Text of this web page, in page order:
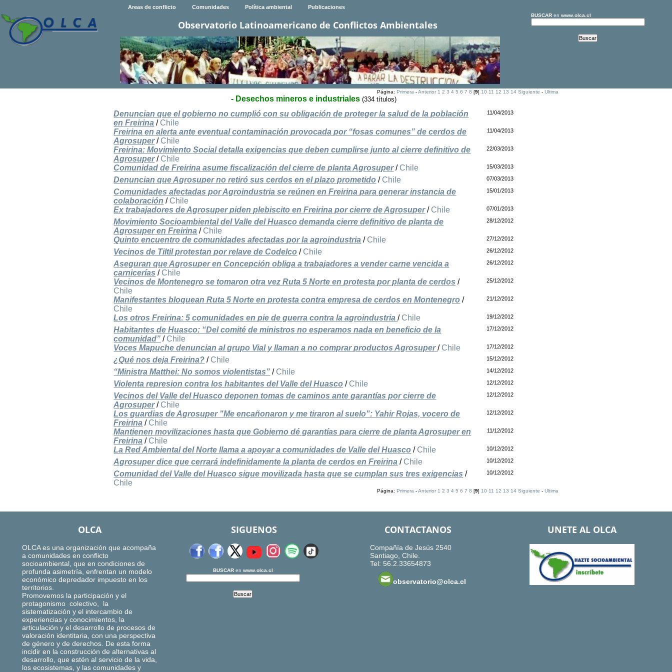
Areas de conflicto Comunidades Política ambiental Publicaciones
Observatorio Latinoamericano de Conflictos Ambientales
BUSCARen www.olca.cl
Página: Primera-Anterior 1 2 3 4 5 6 7 8 [9] 10 11 12 13 14 Siguiente - Ultima
- Desechos mineros e industriales (334 títulos)
Denuncian que el gobierno no cumplió con su obligación de proteger la salud de la población
en Freirina / Chile
11/04/2013
Freirina en alerta ante eventual contaminación provocada por “fosas comunes” de cerdos de
Agrosuper/ Chile
11/04/2013
Freirina: Movimiento Social detalla exigencias que deben cumplirse junto al cierre definitivo de
Agrosuper/ Chile
22/03/2013
Comunidad de Freirina asume fiscalización del cierre de planta Agrosuper/ Chile 15/03/2013
Denuncian que Agrosuper no retiró sus cerdos en el plazo prometido / Chile 07/03/2013
Comunidades afectadas por Agroindustria se reúnen en Freirina para generar instancia de
colaboración / Chile
15/01/2013
Ex trabajadores de Agrosuper piden plebiscito en Freirina por cierre de Agrosuper/ Chile 07/01/2013
Movimiento Socioambiental del Valle del Huasco demanda cierre definitivo de planta de
Agrosuper en Freirina / Chile
28/12/2012
Quinto encuentro de comunidades afectadas por la agroindustria / Chile 27/12/2012
Vecinos de Tiltil protestan por relave de Codelco / Chile 26/12/2012
Aseguran que Agrosuper en Concepción obliga a trabajadores a vender carne vencida a
carnicerías / Chile
26/12/2012
Vecinos de Montenegro se tomaron otra vez Ruta 5 Norte en protesta por planta de cerdos /
Chile
25/12/2012
Manifestantes bloquean Ruta 5 Norte en protesta contra empresa de cerdos en Montenegro /
Chile
21/12/2012
Los otros Freirina: 5 comunidades en pie de guerra contra la agroindustria/ Chile 19/12/2012
Habitantes de Huasco: “Del comité de ministros no esperamos nada en beneficio de la
comunidad” / Chile
17/12/2012
Voces Mapuche denuncian al grupo Vial y llaman a no comprar productos Agrosuper/ Chile 17/12/2012
¿Qué nos deja Freirina? / Chile 15/12/2012
“Ministra Matthei: No somos violentistas” / Chile 14/12/2012
Violenta represion contra los habitantes del Valle del Huasco / Chile 12/12/2012
Vecinos del Valle del Huasco deponen tomas de caminos ante garantías por cierre de
Agrosuper/ Chile
12/12/2012
Los guardias de Agrosuper "Me encañonaron y me tiraron al suelo": Yahir Rojas, vocero de
Freirina / Chile
12/12/2012
Mantienen movilizaciones hasta que Gobierno dé garantías para cierre de planta Agrosuper en
Freirina / Chile
11/12/2012
La Red Ambiental del Norte llama a apoyar a comunidades de Valle del Huasco / Chile 10/12/2012
Agrosuper dice que cerrará indefinidamente la planta de cerdos en Freirina / Chile 10/12/2012
Comunidad del Valle del Huasco sigue movilizada hasta que se cumplan sus tres exigencias /
Chile
10/12/2012
Página: Primera-Anterior 1 2 3 4 5 6 7 8 [9] 10 11 12 13 14 Siguiente - Ultima
OLCA
OLCA es una organización que acompaña
a comunidades en conflicto
socioambiental, que en condiciones de
profunda asimetría, enfrentan un modelo
económico depredador impuesto en los
territorios.
Promovemos la participación y el
protagonismo colectivo, la
sistematización y el intercambio de
experiencias y conocimientos, la
articulación y el desarrollo de procesos de
valoración identitaria, con una perspectiva
de género y de derechos. De esta forma
incidir en la construcción de alternativas al
desarrollo, que estén al servicio de la vida,
los ecosistemas, y las comunidades y
SIGUENOS
BUSCARen www.olca.cl
CONTACTANOS
Compañía de Jesús 2540
Santiago, Chile.
Tel: 56.2.33654873
observatorio@olca.cl
UNETE AL OLCA